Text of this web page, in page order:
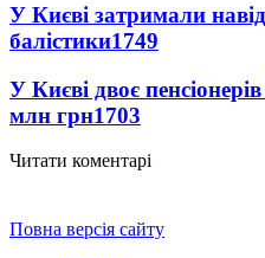
У Києві затримали
балістики1749
У Києві двоє
млн грн1703
Читати коментарі
Повна версія сайту